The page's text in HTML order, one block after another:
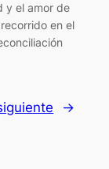
y el amor de
en el
→